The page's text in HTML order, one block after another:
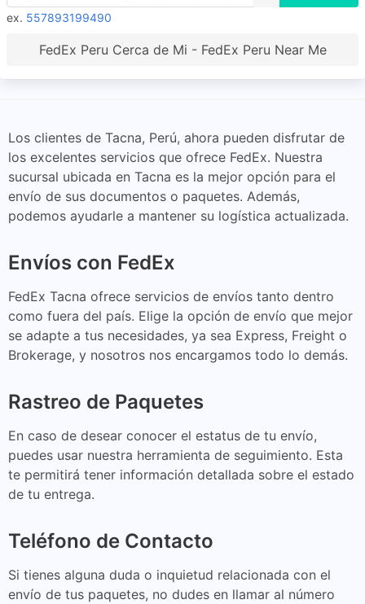
ex. 557893199490
FedEx Peru Cerca de Mi - FedEx Peru Near Me
Los clientes de Tacna, Perú, ahora pueden disfrutar de
los excelentes servicios que ofrece FedEx. Nuestra
sucursal ubicada en Tacna es la mejor opción para el
envío de sus documentos o paquetes. Además,
podemos ayudarle a mantener su logística actualizada.
Envíos con FedEx
FedEx Tacna ofrece servicios de envíos tanto dentro
como fuera del país. Elige la opción de envío que mejor
se adapte a tus necesidades, ya sea Express, Freight o
Brokerage, y nosotros nos encargamos todo lo demás.
Rastreo de Paquetes
En caso de desear conocer el estatus de tu envío,
puedes usar nuestra herramienta de seguimiento. Esta
te permitirá tener información detallada sobre el estado
de tu entrega.
Teléfono de Contacto
Si tienes alguna duda o inquietud relacionada con el
envío de tus paquetes, no dudes en llamar al número